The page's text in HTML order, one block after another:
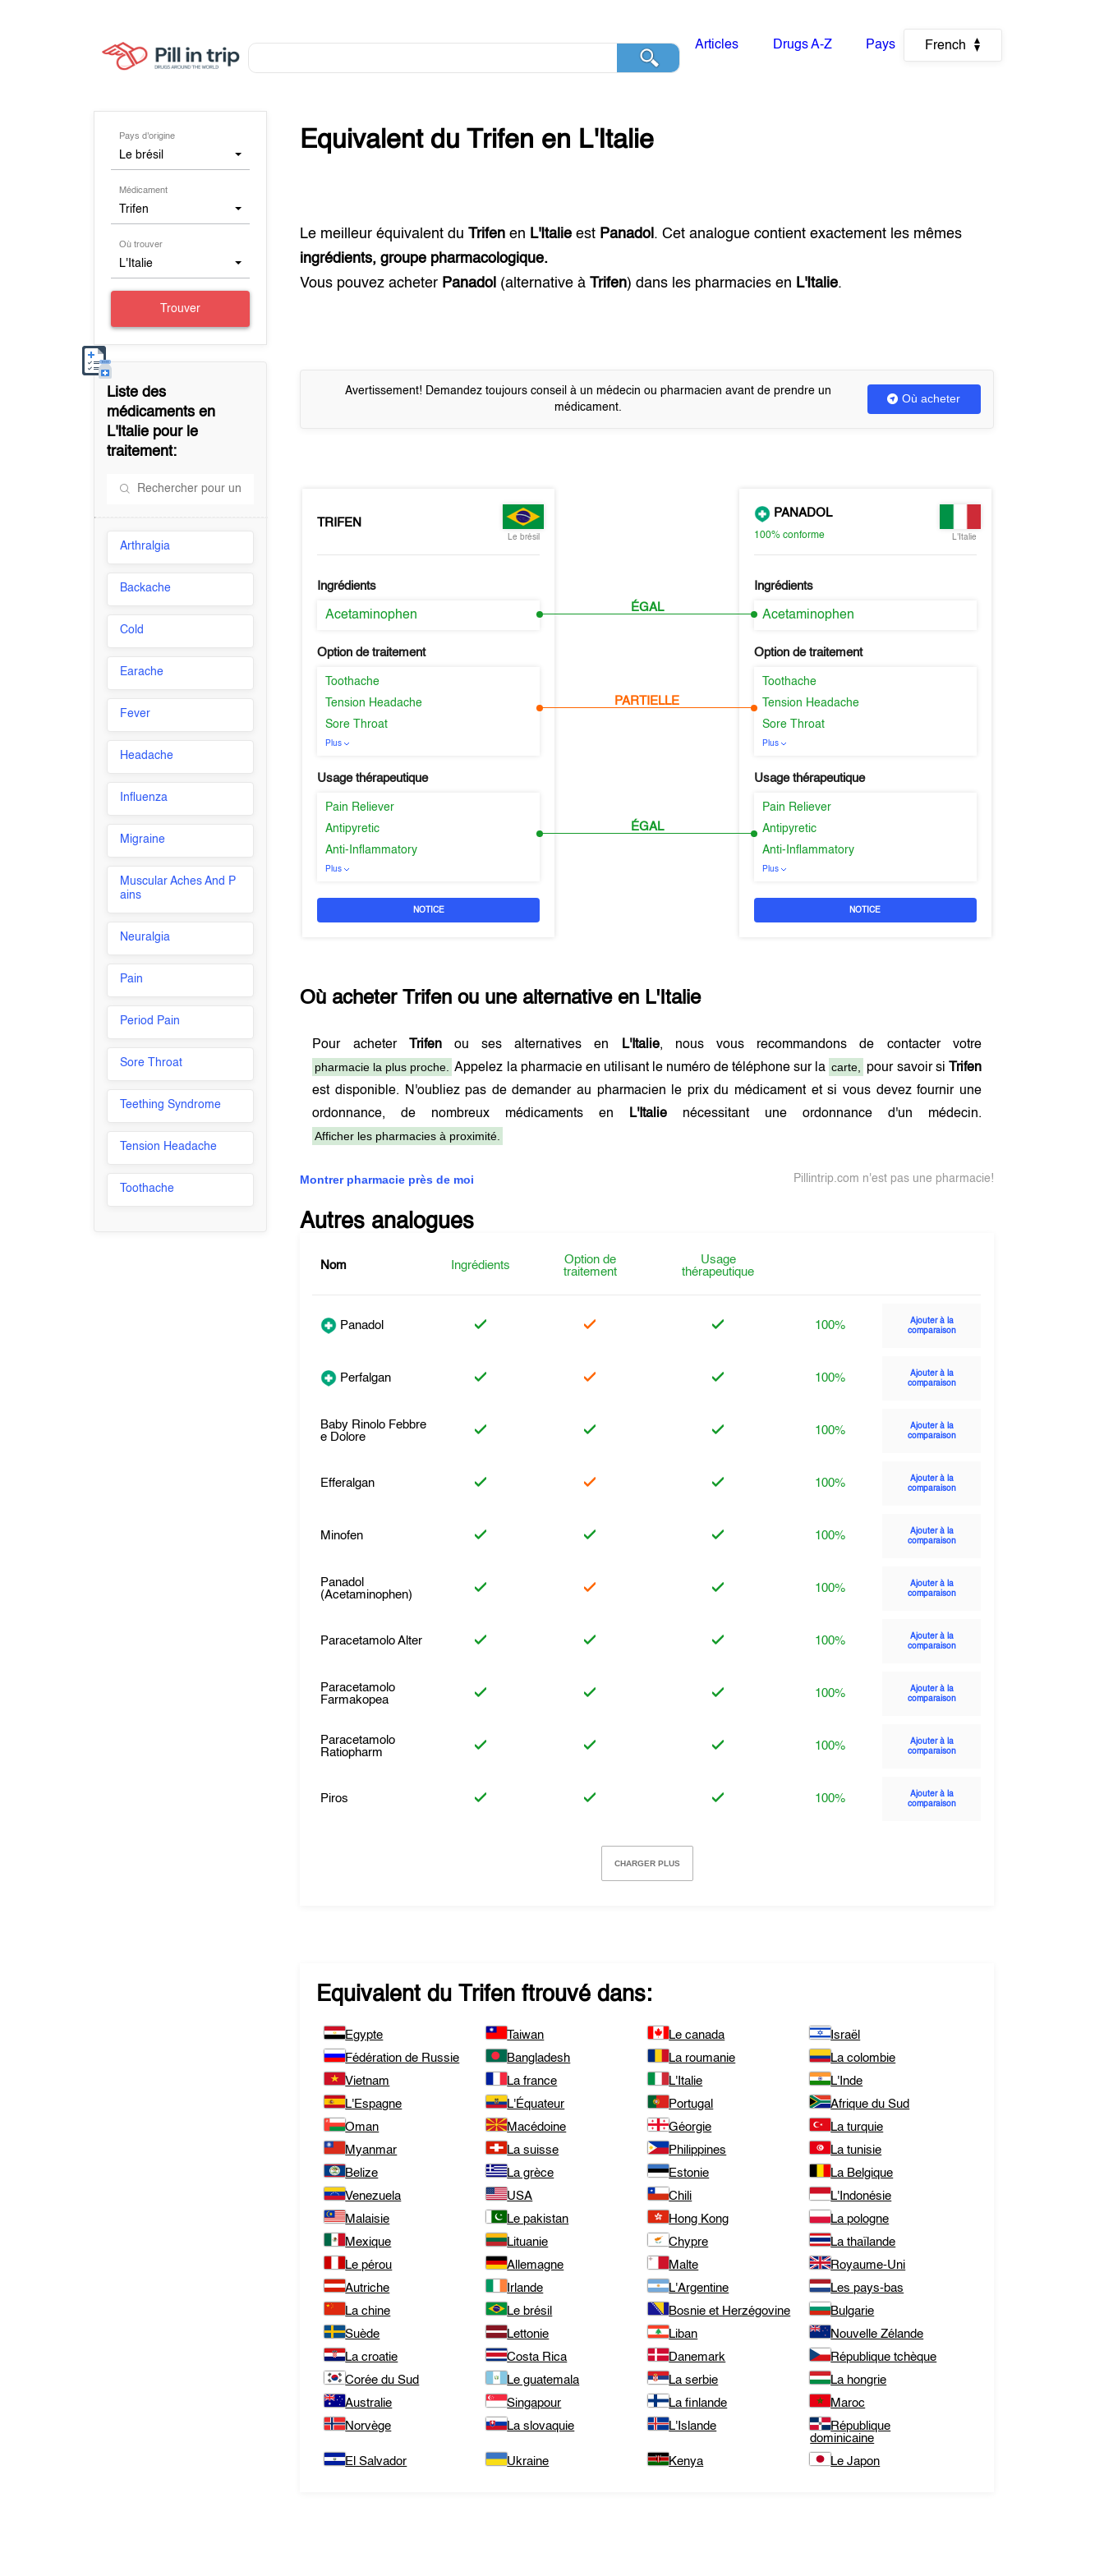
Articles Drugs A-Z Pays French
Pays d'origine
Le brésil
Médicament
Trifen
Où trouver
L'Italie
Trouver
Liste des
médicaments en
L'Italie pour le
traitement:
Arthralgia
Backache
Cold
Earache
Fever
Headache
Influenza
Migraine
Muscular Aches And P
ains
Neuralgia
Pain
Period Pain
Sore Throat
Teething Syndrome
Tension Headache
Toothache
Equivalent duTrifen en L'Italie
Le meilleur équivalent duTrifen en L'Italie est Panadol . Cet analogue contient exactement les mêmes
ingrédients, groupe pharmacologique.
Vous pouvez acheter Panadol (alternative àTrifen) dans les pharmacies en L'Italie.
Avertissement! Demandez toujours conseil à un médecin ou pharmacien avant de prendre un
médicament.
Où acheter
TRIFEN
Le brésil
Ingrédients
Acetaminophen
Option de traitement
Toothache
Tension Headache
Sore Throat
Plus
Usage thérapeutique
Pain Reliever
Antipyretic
Anti-Inflammatory
Plus
NOTICE
ÉGAL
PARTIELLE
ÉGAL
PANADOL
100% conforme L'Italie
Ingrédients
Acetaminophen
Option de traitement
Toothache
Tension Headache
Sore Throat
Plus
Usage thérapeutique
Pain Reliever
Antipyretic
Anti-Inflammatory
Plus
NOTICE
Où acheter Trifen ou une alternative en L'Italie
Pour acheter Trifenou ses alternatives en L'Italie, nous vous recommandons de contacter votre
pharmacie la plus proche.
Appelez la pharmacie en utilisant le numéro de téléphone sur la carte, pour savoir si
Trifen
est disponible. N'oubliez pas de demander au pharmacien le prix du médicament et si vous devez fournir une
ordonnance, de nombreux médicaments en
L'Italie nécessitant une ordonnance d'un médecin.
Afficher les pharmacies à proximité.
Montrer pharmacie près de moi Pillintrip.com n'est pas une pharmacie!
Autres analogues
Nom Ingrédients
Option de
traitement
Usage
thérapeutique
Panadol 100%
Ajouter à la
comparaison
Perfalgan 100%
Ajouter à la
comparaison
Baby Rinolo Febbre
e Dolore
100%
Ajouter à la
comparaison
Efferalgan 100%
Ajouter à la
comparaison
Minofen 100%
Ajouter à la
comparaison
Panadol
(Acetaminophen)
100%
Ajouter à la
comparaison
Paracetamolo Alter 100%
Ajouter à la
comparaison
Paracetamolo
Farmakopea
100%
Ajouter à la
comparaison
Paracetamolo
Ratiopharm
100%
Ajouter à la
comparaison
Piros 100%
Ajouter à la
comparaison
CHARGER PLUS
Equivalent du Trifen ftrouvé dans:
Egypte Taiwan Le canada
Israël
Fédération de Russie
Bangladesh La roumanie
La colombie
Vietnam
La france L'Italie
L'Inde
L'Espagne
L'Équateur Portugal
Afrique du Sud
Oman
Macédoine Géorgie
La turquie
Myanmar
La suisse Philippines
La tunisie
Belize
La grèce Estonie
La Belgique
Venezuela
USA Chili
L'Indonésie
Malaisie
Le pakistan Hong Kong
La pologne
Mexique
Lituanie Chypre
La thaïlande
Le pérou
Allemagne Malte
Royaume-Uni
Autriche
Irlande L'Argentine
Les pays-bas
La chine
Le brésil Bosnie et Herzégovine
Bulgarie
Suède
Lettonie Liban
Nouvelle Zélande
La croatie
Costa Rica Danemark
République tchèque
Corée du Sud
Le guatemala La serbie
La hongrie
Australie
Singapour La finlande
Maroc
Norvège
La slovaquie L'Islande
République
dominicaine
El Salvador
Ukraine Kenya Le Japon